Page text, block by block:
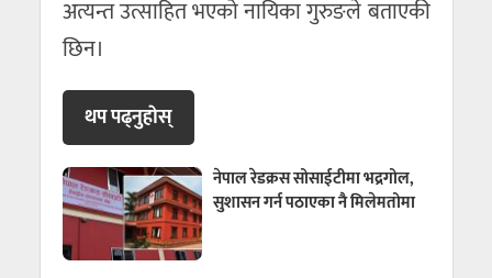
अत्यन्त उत्साहित भएको नायिका गुरुङले बताएकी
छिन।
थप पढ्नुहाेस्
नेपाल रेडक्रस सोसाईटीमा भद्रगोल,
सुशासन गर्न पठाएका नै मिलेमतोमा